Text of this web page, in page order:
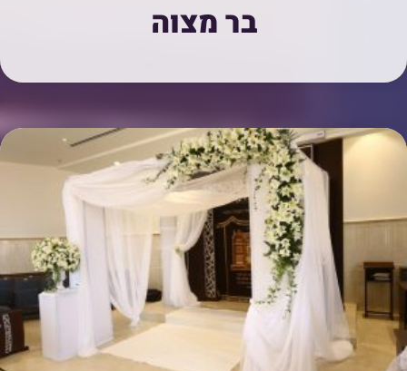
בר מצוה